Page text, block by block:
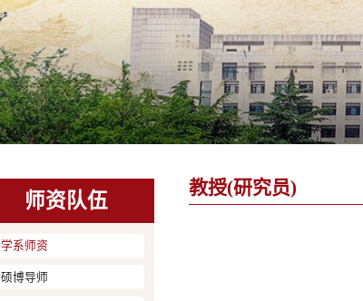
师资队伍
学系师资
硕博导师
教授(研究员)